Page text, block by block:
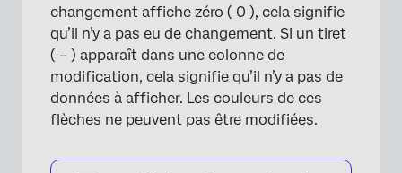
changement affiche zéro ( 0 ), cela signifie
qu’il n’y a pas eu de changement. Si un tiret
( – ) apparaît dans une colonne de
modification, cela signifie qu’il n’y a pas de
données à afficher. Les couleurs de ces
flèches ne peuvent pas être modifiées.